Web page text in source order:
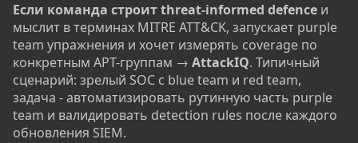
Если команда строит threat-informed defence и
мыслит в терминах MITRE ATT&CK, запускает purple
team упражнения и хочет измерять coverage по
конкретным APT-группам → AttackIQ. Типичный
сценарий: зрелый SOC с blue team и red team,
задача - автоматизировать рутинную часть purple
team и валидировать detection rules после каждого
обновления SIEM.